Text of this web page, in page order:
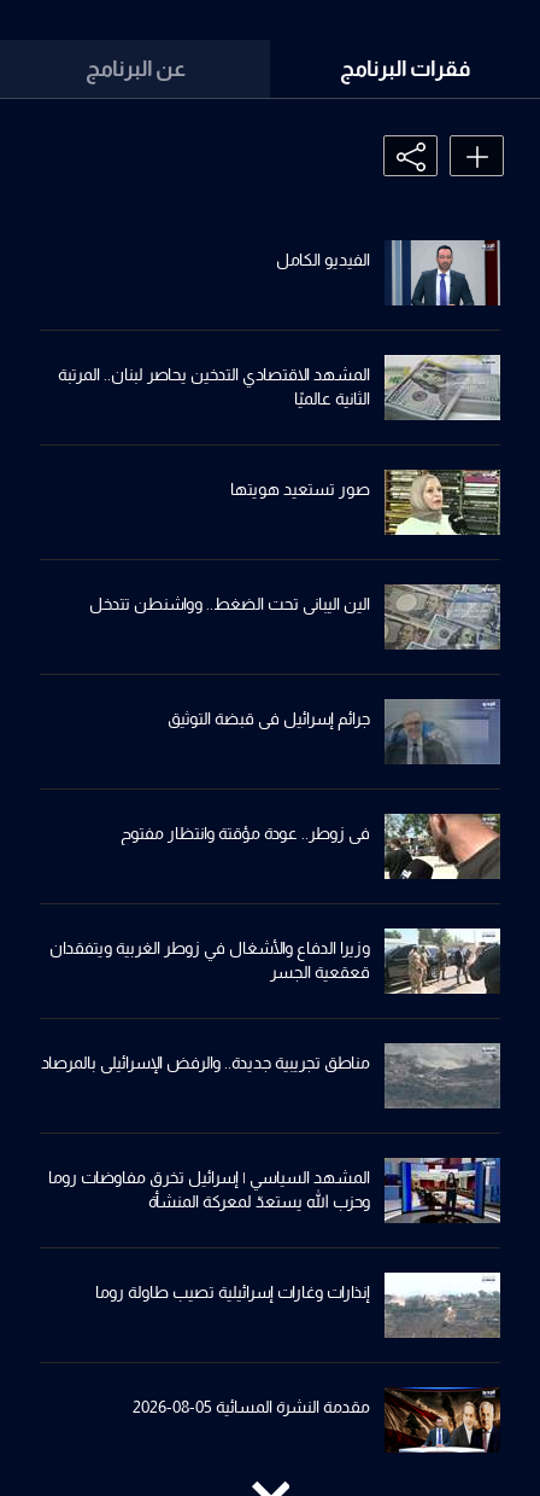
فقرات البرنامج عن البرنامج
الفيديو الكامل
المشهد الاقتصادي التدخين يحاصر لبنان.. المرتبة
الثانية عالميًا
صور تستعيد هويتها
الين اليباني تحت الضغط.. وواشنطن تتدخل
جرائم إسرائيل في قبضة التوثيق
في زوطر.. عودة مؤقتة وانتظار مفتوح
وزيرا الدفاع والأشغال في زوطر الغربية ويتفقدان
قعقعية الجسر
مناطق تجريبية جديدة.. والرفض الإسرائيلي بالمرصاد
المشهد السياسي | إسرائيل تخرق مفاوضات روما
وحزب الله يستعدّ لمعركة المنشأة
إنذارات وغارات إسرائيلية تصيب طاولة روما
مقدمة النشرة المسائية 05-08-2026